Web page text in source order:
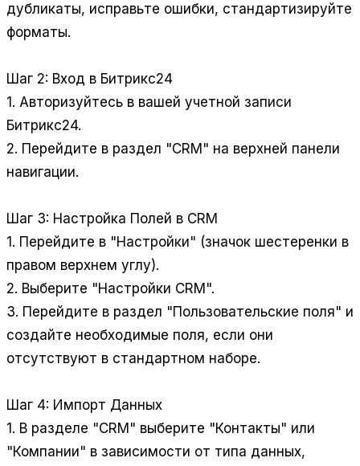
дубликаты, исправьте ошибки, стандартизируйте
форматы.
Шаг 2: Вход в Битрикс24
1. Авторизуйтесь в вашей учетной записи
Битрикс24.
2. Перейдите в раздел "CRM" на верхней панели
навигации.
Шаг 3: Настройка Полей в CRM
1. Перейдите в "Настройки" (значок шестеренки в
правом верхнем углу).
2. Выберите "Настройки CRM".
3. Перейдите в раздел "Пользовательские поля" и
создайте необходимые поля, если они
отсутствуют в стандартном наборе.
Шаг 4: Импорт Данных
1. В разделе "CRM" выберите "Контакты" или
"Компании" в зависимости от типа данных,